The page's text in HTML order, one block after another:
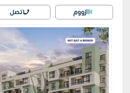
زووم اتصل